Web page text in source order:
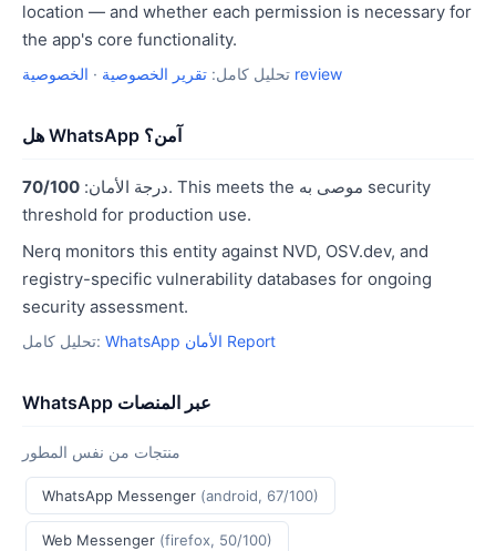
location — and whether each permission is necessary for
the app's core functionality.
تحليل كامل: تقرير الخصوصية · الخصوصية review
هل WhatsApp آمن؟
درجة الأمان: 70/100
. This meets the موصى به security
threshold for production use.
Nerq monitors this entity against NVD, OSV.dev, and
registry-specific vulnerability databases for ongoing
security assessment.
تحليل كامل: WhatsApp الأمان Report
WhatsApp عبر المنصات
منتجات من نفس المطور
WhatsApp Messenger (android, 67/100)
Web Messenger (firefox, 50/100)